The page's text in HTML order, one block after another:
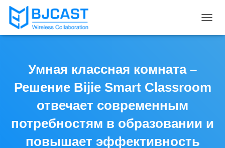
O
A
G
A
Умная классная комната –
Решение Bijie Smart Classroom
отвечает современным
потребностям в образовании и
повышает эффективность